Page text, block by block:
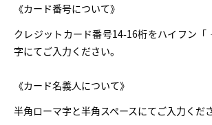
《カード番号について》
クレジットカード番号14-16桁をハイフン
字にてご入力ください。
《カード名義人について》
半角ローマ字と半角スペースにてご入力くださ